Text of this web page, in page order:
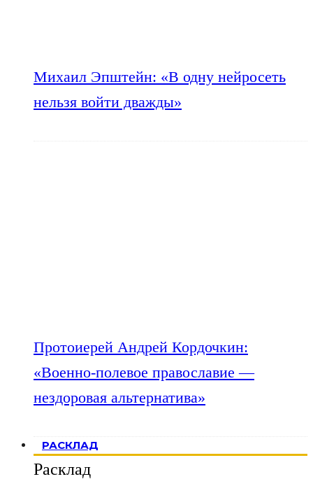
Михаил Эпштейн: «В одну нейросеть
нельзя войти дважды»
Протоиерей Андрей Кордочкин:
«Военно-полевое православие —
нездоровая альтернатива»
РАСКЛАД
Расклад